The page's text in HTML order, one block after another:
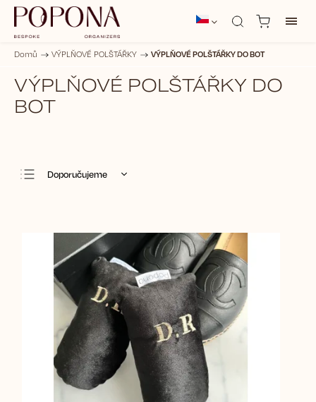
Domů / VÝPLŇOVÉ POLŠTÁŘKY / VÝPLŇOVÉ POLŠTÁŘKY DO BOT
VÝPLŇOVÉ POLŠTÁŘKY DO
BOT
Doporučujeme
Nejprodávanější
Abecedně